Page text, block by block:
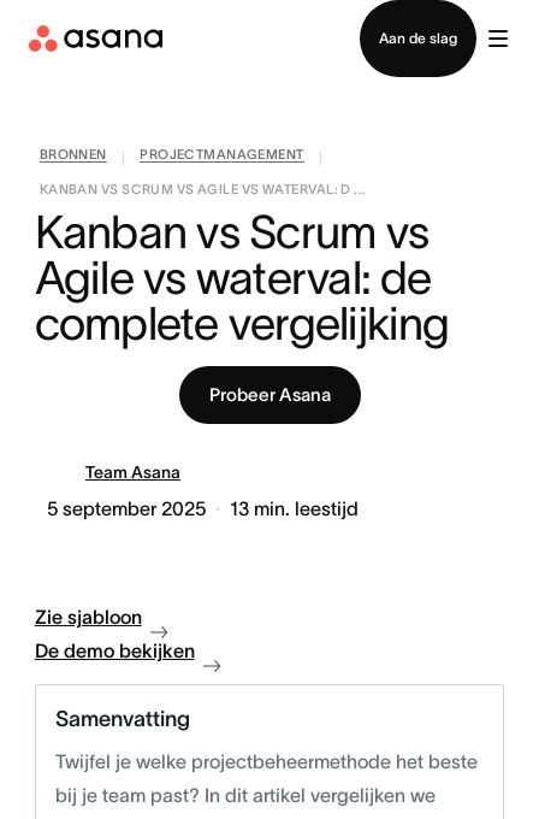
Aan de slag
Contact opnemen met verkoop
BRONNEN PROJECTMANAGEMENT
KANBAN VS SCRUM VS AGILE VS WATERVAL: D ...
Kanban vs Scrum vs
Agile vs waterval: de
complete vergelijking
Probeer Asana
Team Asana
5 september 2025 13 min. leestijd
Zie sjabloon
De demo bekijken
Samenvatting
Twijfel je welke projectbeheermethode het beste
bij je team past? In dit artikel vergelijken we